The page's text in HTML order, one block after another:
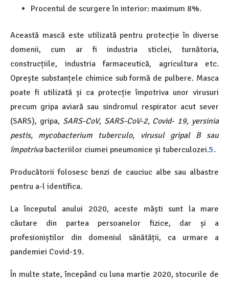
Procentul de scurgere în interior: maximum 8%.
Această mască este utilizată pentru protecție în diverse
domenii, cum ar fi industria sticlei, turnătoria,
construcțiile, industria farmaceutică, agricultura etc.
Oprește substanțele chimice sub formă de pulbere. Masca
poate fi utilizată și ca protecție împotriva unor virusuri
precum gripa aviară sau sindromul respirator acut sever
(SARS), gripa, SARS-CoV, SARS-CoV-2, Covid- 19, yersinia
pestis, mycobacterium tuberculo, virusul gripal B sau
împotriva bacteriilor ciumei pneumonice și tuberculozei.5.
Producătorii folosesc benzi de cauciuc albe sau albastre
pentru a-l identifica.
La începutul anului 2020, aceste măști sunt la mare
căutare din partea persoanelor fizice, dar și a
profesioniștilor din domeniul sănătății, ca urmare a
pandemiei Covid-19.
În multe state, începând cu luna martie 2020, stocurile de